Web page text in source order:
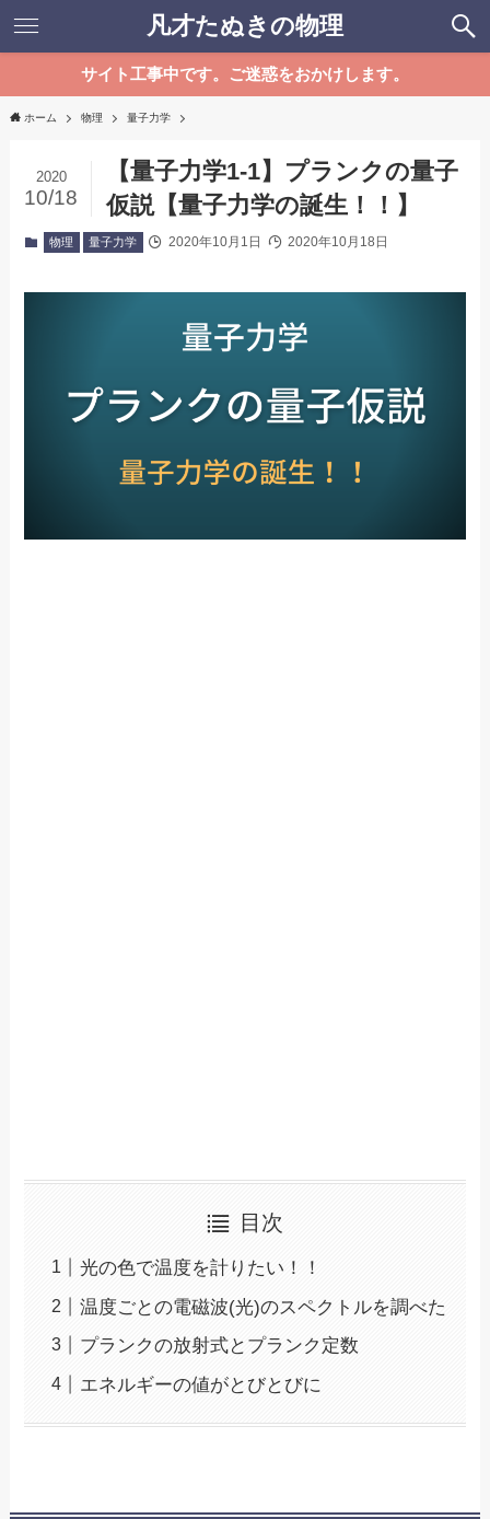
凡才たぬきの物理
サイト工事中です。ご迷惑をおかけします。
ホーム 物理 量子力学
【量子力学1-1】プランクの量子
仮説【量子力学の誕生！！】
2020
10/18
物理 量子力学 2020年10月1日 2020年10月18日
目次
光の色で温度を計りたい！！
温度ごとの電磁波(光)のスペクトルを調べた
プランクの放射式とプランク定数
エネルギーの値がとびとびに